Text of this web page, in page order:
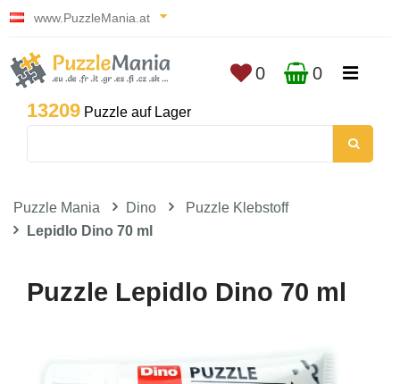
www.PuzzleMania.at
13209 Puzzle auf Lager
0 0
Puzzle Mania Dino
Puzzle Klebstoff
Lepidlo Dino 70 ml
Puzzle Lepidlo Dino 70 ml